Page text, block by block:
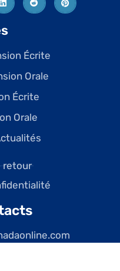
Écrite
Orale
Écrite
Orale
retour